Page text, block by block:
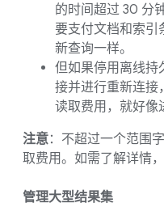
的时间超过 30 分
要支付文档和索引
新查询一样。
但如果停用离线持
接并进行重新连接
读取费用，就好像
注意：不超过一个范围
取费用。如需了解详情
管理大型结果集